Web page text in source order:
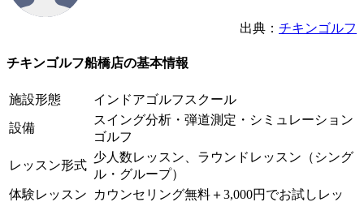
出典： チキンゴルフ
チキンゴルフ船橋店の基本情報
施設形態 インドアゴルフスクール
設備
スイング分析・弾道測定・シミュレーション
ゴルフ
レッスン形式
少人数レッスン、ラウンドレッスン（シング
ル・グループ）
体験レッスン
カウンセリング無料＋3,000円でお試しレッ